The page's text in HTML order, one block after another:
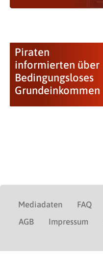
Piraten
informierten über
Bedingungsloses
Grundeinkommen
Mediadaten FAQ
AGB
Impressum